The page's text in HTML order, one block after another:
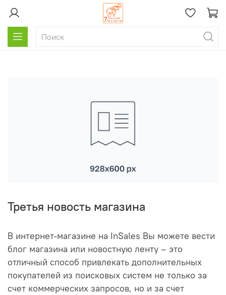
Третья новость магазина
В интернет-магазине на InSales Вы можете вести
блог магазина или новостную ленту – это
отличный способ привлекать дополнительных
покупателей из поисковых систем не только за
счет коммерческих запросов, но и за счет